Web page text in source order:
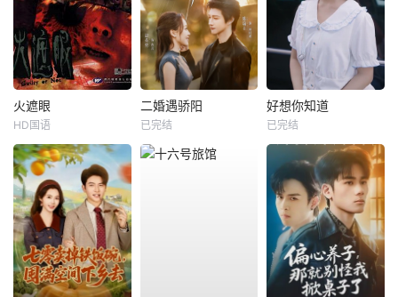
火遮眼
HD国语
二婚遇骄阳
已完结
好想你知道
已完结